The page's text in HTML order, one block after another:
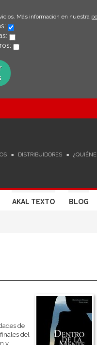
Más información en nuestra
DISTRIBUIDORES
AKAL TEXTO BLOG
de
del
y